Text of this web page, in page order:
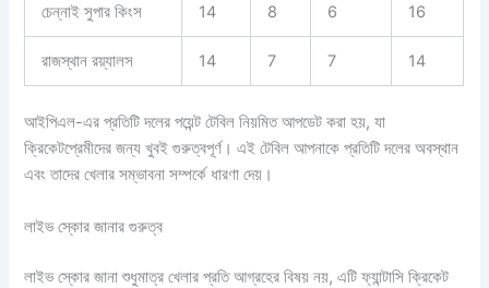
চেন্নাই সুপার কিংস 14 8 6 16
রাজস্থান রয়্যালস 14 7 7 14
আইপিএল-এর প্রতিটি দলের পয়েন্ট টেবিল নিয়মিত আপডেট করা হয়, যা
ক্রিকেটপ্রেমীদের জন্য খুবই গুরুত্বপূর্ণ। এই টেবিল আপনাকে প্রতিটি দলের অবস্থান
এবং তাদের খেলার সম্ভাবনা সম্পর্কে ধারণা দেয়।
লাইভ স্কোর জানার গুরুত্ব
লাইভ স্কোর জানা শুধুমাত্র খেলার প্রতি আগ্রহের বিষয় নয়, এটি ফ্যান্টাসি ক্রিকেট